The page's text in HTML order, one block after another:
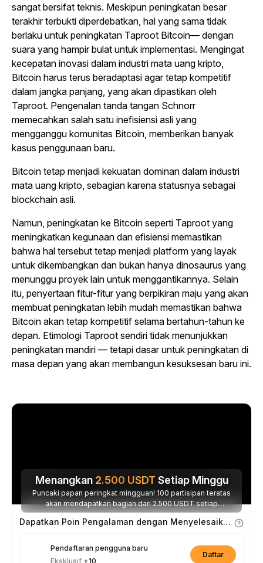
sangat bersifat teknis. Meskipun peningkatan besar
terakhir terbukti diperdebatkan, hal yang sama tidak
berlaku untuk peningkatan Taproot Bitcoin— dengan
suara yang hampir bulat untuk implementasi. Mengingat
kecepatan inovasi dalam industri mata uang kripto,
Bitcoin harus terus beradaptasi agar tetap kompetitif
dalam jangka panjang, yang akan dipastikan oleh
Taproot. Pengenalan tanda tangan Schnorr
memecahkan salah satu inefisiensi asli yang
mengganggu komunitas Bitcoin, memberikan banyak
kasus penggunaan baru.
Bitcoin tetap menjadi kekuatan dominan dalam industri
mata uang kripto, sebagian karena statusnya sebagai
blockchain asli.
Namun, peningkatan ke Bitcoin seperti Taproot yang
meningkatkan kegunaan dan efisiensi memastikan
bahwa hal tersebut tetap menjadi platform yang layak
untuk dikembangkan dan bukan hanya dinosaurus yang
menunggu proyek lain untuk menggantikannya. Selain
itu, penyertaan fitur-fitur yang berpikiran maju yang akan
membuat peningkatan lebih mudah memastikan bahwa
Bitcoin akan tetap kompetitif selama bertahun-tahun ke
depan. Etimologi Taproot sendiri tidak menunjukkan
peningkatan mandiri — tetapi dasar untuk peningkatan di
masa depan yang akan membangun kesuksesan baru ini.
Menangkan 2.500 USDT Setiap Minggu
Puncaki papan peringkat mingguan! 100 partisipan teratas
akan mendapatkan bagian dari 2.500 USDT setiap
minggunya.
Dapatkan Poin Pengalaman dengan Menyelesaikan Tugas
Pendaftaran pengguna baru
Eksklusif +10
Daftar